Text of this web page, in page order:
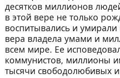
десятков миллионов
в этой вере не только
воспитывались и
вера владела умами и
всем мире. Ее
коммунистов, миллионы
тысячи свободолюбивых